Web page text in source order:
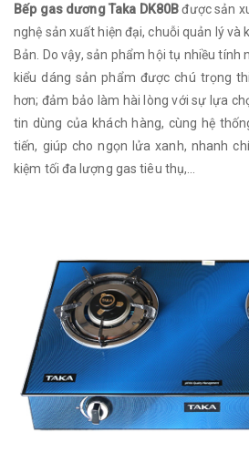
Bếp gas dương Taka DK80Bđược sản
nghệ sản xuất hiện đại, chuỗi quản lý và
Bản. Do vậy, sản phẩm hội tụ nhiều tính
kiểu dáng sản phẩm được chú trọng
hơn; đảm bảo làm hài lòng với sự lựa
tin dùng của khách hàng, cùng hệ
tiến, giúp cho ngọn lửa xanh, nhanh
kiệm tối đa lượng gas tiêu thụ,...